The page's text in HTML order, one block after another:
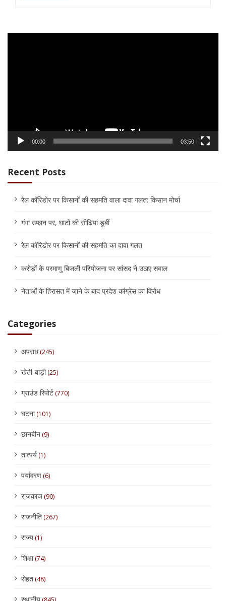
00:00 03:50
Recent Posts
रेल कॉरिडोर पर किसानों की सहमति वाला दावा गलत: किसान मोर्चा
गंगा उफान पर, घाटों की सीढ़ियां डूबीं
रेल कॉरिडोर पर किसानों की सहमति का दावा गलत
करोड़ों के परमाणु बिजली परियोजना पर सांसद ने उठाए सवाल
नेताओं के हिरासत में जाने के बाद प्रदेश कांग्रेस का विरोध
Categories
अपराध(245)
खेती-बाड़ी(25)
ग्राउंड रिपोर्ट(770)
घटना(101)
छानबीन(9)
तात्पर्य(1)
पर्यावरण(6)
राजकाज(90)
राजनीति(267)
राज्य(1)
शिक्षा(74)
सेहत(48)